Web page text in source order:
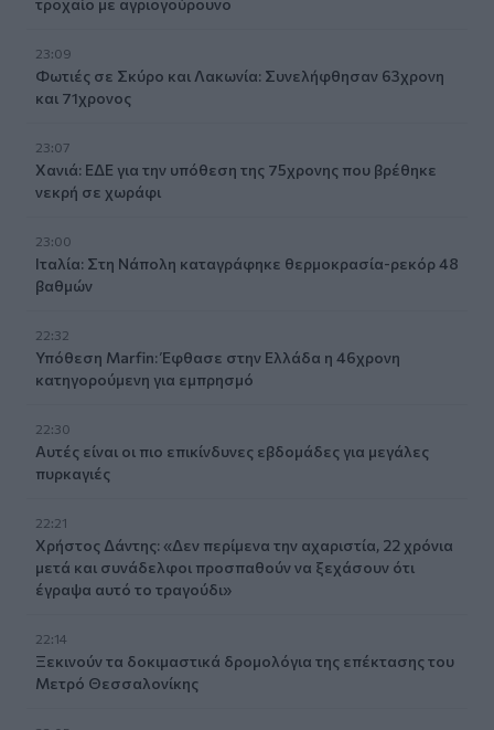
τροχαίο με αγριογούρουνο
23:09
Φωτιές σε Σκύρο και Λακωνία: Συνελήφθησαν 63χρονη
και 71χρονος
23:07
Χανιά: ΕΔΕ για την υπόθεση της 75χρονης που βρέθηκε
νεκρή σε χωράφι
23:00
Ιταλία: Στη Νάπολη καταγράφηκε θερμοκρασία-ρεκόρ 48
βαθμών
22:32
Υπόθεση Marfin: Έφθασε στην Ελλάδα η 46χρονη
κατηγορούμενη για εμπρησμό
22:30
Αυτές είναι οι πιο επικίνδυνες εβδομάδες για μεγάλες
πυρκαγιές
22:21
Χρήστος Δάντης: «Δεν περίμενα την αχαριστία, 22 χρόνια
μετά και συνάδελφοι προσπαθούν να ξεχάσουν ότι
έγραψα αυτό το τραγούδι»
22:14
Ξεκινούν τα δοκιμαστικά δρομολόγια της επέκτασης του
Μετρό Θεσσαλονίκης